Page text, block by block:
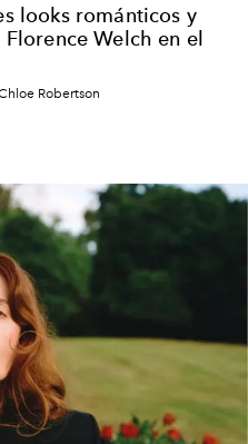
looks románticos y
Florence Welch en el
Robertson